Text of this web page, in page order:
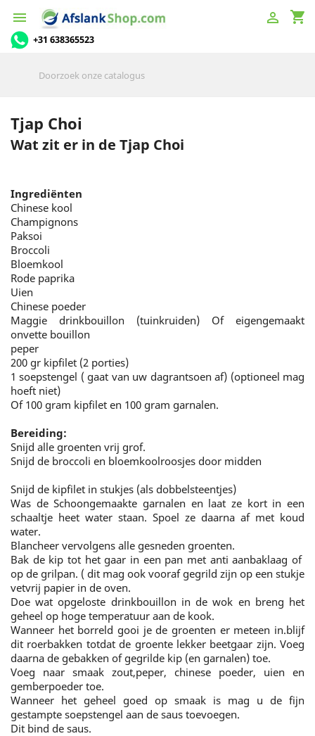
 shopping_cart

+31 638365523
Tjap Choi
Wat zit er in de Tjap Choi
Ingrediënten
Chinese kool
Champignons
Paksoi
Broccoli
Bloemkool
Rode paprika
Uien
Chinese poeder
Maggie drinkbouillon (tuinkruiden) Of eigengemaakt
onvette bouillon
peper
200 gr kipfilet (2 porties)
1 soepstengel ( gaat van uw dagrantsoen af) (optioneel mag
hoeft niet)
Of 100 gram kipfilet en 100 gram garnalen.
Bereiding:
Snijd alle groenten vrij grof.
Snijd de broccoli en bloemkoolroosjes door midden
Snijd de kipfilet in stukjes (als dobbelsteentjes)
Was de Schoongemaakte garnalen en laat ze kort in een
schaaltje heet water staan. Spoel ze daarna af met koud
water.
Blancheer vervolgens alle gesneden groenten.
Bak de kip tot het gaar in een pan met anti aanbaklaag of
op de grilpan. ( dit mag ook vooraf gegrild zijn op een stukje
vetvrij papier in de oven.
Doe wat opgeloste drinkbouillon in de wok en breng het
geheel op hoge temperatuur aan de kook.
Wanneer het borreld gooi je de groenten er meteen in.blijf
dit roerbakken totdat de groente lekker beetgaar zijn. Voeg
daarna de gebakken of gegrilde kip (en garnalen) toe.
Voeg naar smaak zout,peper, chinese poeder, uien en
gemberpoeder toe.
Wanneer het geheel goed op smaak is mag u de fijn
gestampte soepstengel aan de saus toevoegen.
Dit bind de saus.